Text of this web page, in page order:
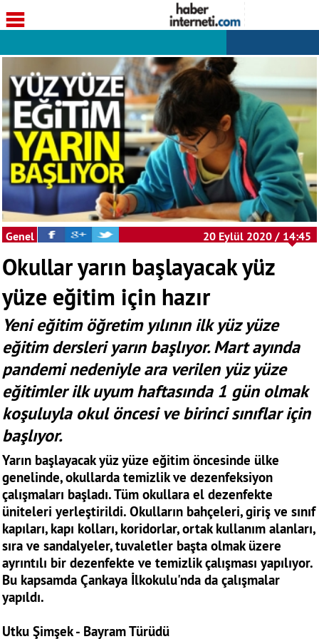
Genel 20 Eylül 2020 / 14:45
Okullar yarın başlayacak yüz
yüze eğitim için hazır
Yeni eğitim öğretim yılının ilk yüz yüze
eğitim dersleri yarın başlıyor. Mart ayında
pandemi nedeniyle ara verilen yüz yüze
eğitimler ilk uyum haftasında 1 gün olmak
koşuluyla okul öncesi ve birinci sınıflar için
başlıyor.
Yarın başlayacak yüz yüze eğitim öncesinde ülke
genelinde, okullarda temizlik ve dezenfeksiyon
çalışmaları başladı. Tüm okullara el dezenfekte
üniteleri yerleştirildi. Okulların bahçeleri, giriş ve sınıf
kapıları, kapı kolları, koridorlar, ortak kullanım alanları,
sıra ve sandalyeler, tuvaletler başta olmak üzere
ayrıntılı bir dezenfekte ve temizlik çalışması yapılıyor.
Bu kapsamda Çankaya İlkokulu'nda da çalışmalar
yapıldı.
Utku Şimşek - Bayram Türüdü